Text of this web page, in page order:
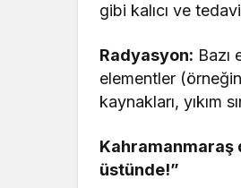
gibi kalıcı ve
Radyasyon: Bazı
elementler
kaynakları, yıkım
Kahramanmaraş
üstünde!”